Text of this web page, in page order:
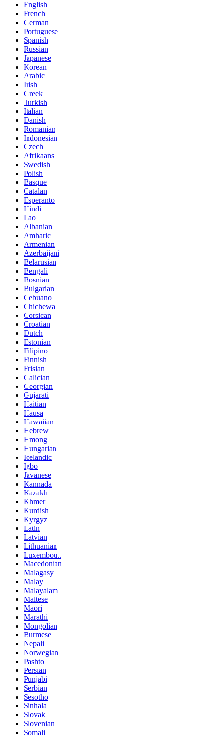
English
French
German
Portuguese
Spanish
Russian
Japanese
Korean
Arabic
Irish
Greek
Turkish
Italian
Danish
Romanian
Indonesian
Czech
Afrikaans
Swedish
Polish
Basque
Catalan
Esperanto
Hindi
Lao
Albanian
Amharic
Armenian
Azerbaijani
Belarusian
Bengali
Bosnian
Bulgarian
Cebuano
Chichewa
Corsican
Croatian
Dutch
Estonian
Filipino
Finnish
Frisian
Galician
Georgian
Gujarati
Haitian
Hausa
Hawaiian
Hebrew
Hmong
Hungarian
Icelandic
Igbo
Javanese
Kannada
Kazakh
Khmer
Kurdish
Kyrgyz
Latin
Latvian
Lithuanian
Luxembou..
Macedonian
Malagasy
Malay
Malayalam
Maltese
Maori
Marathi
Mongolian
Burmese
Nepali
Norwegian
Pashto
Persian
Punjabi
Serbian
Sesotho
Sinhala
Slovak
Slovenian
Somali